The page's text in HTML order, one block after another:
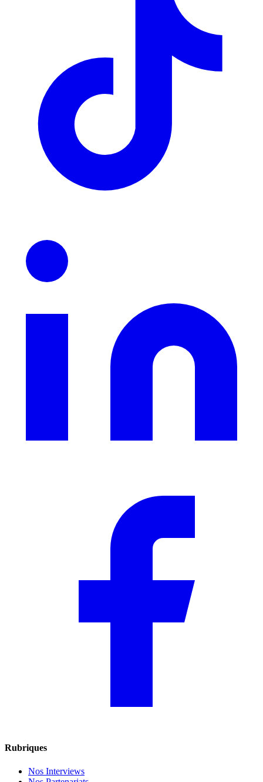
Rubriques
Nos Interviews